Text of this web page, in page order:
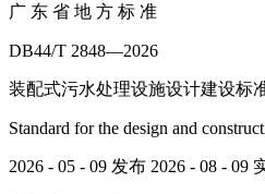
广 东 省 地 方 标 准
DB44/T 2848—2026
装配式污水处理设施设计建设标
Standard for the design and
2026 - 05 - 09 发布 2026 - 08 - 09